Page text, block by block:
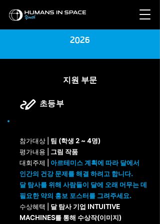
2026
지원 부문
​ 초등부
참가대상 | 팀 (학생 2 ~ 4명)
평가내용 | 그림 작품
​대회주제 | 아르테미스 계획에 따라 달에서
인간의 건강 문제를 해결 하려고 합니다.
달탐사를 위해 사람들이 달에 오래 머무는 데
필요한 약의 홍보 포스터를 그려주세요.
수상혜택 | 달 탐사 기업 INTUITIVE
MACHINES를 통해 수상작(이미지)